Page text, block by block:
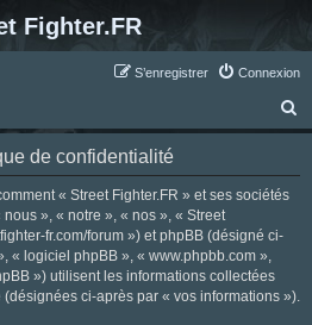
Fighter.FR
Connexion
S’enregistrer
e
de confidentialité
« Street Fighter.FR » et ses sociétés
», « notre », « nos », « Street
fr.com/forum ») et phpBB (désigné ci-
« logiciel phpBB », « www.phpbb.com »,
») utilisent les informations collectées
ci-après par « vos informations »).